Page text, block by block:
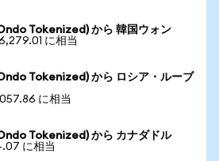
Tokenized) から 韓国ウォン
に相当
Tokenized) から ロシア・ルーブ
に相当
Tokenized) から カナダドル
に相当